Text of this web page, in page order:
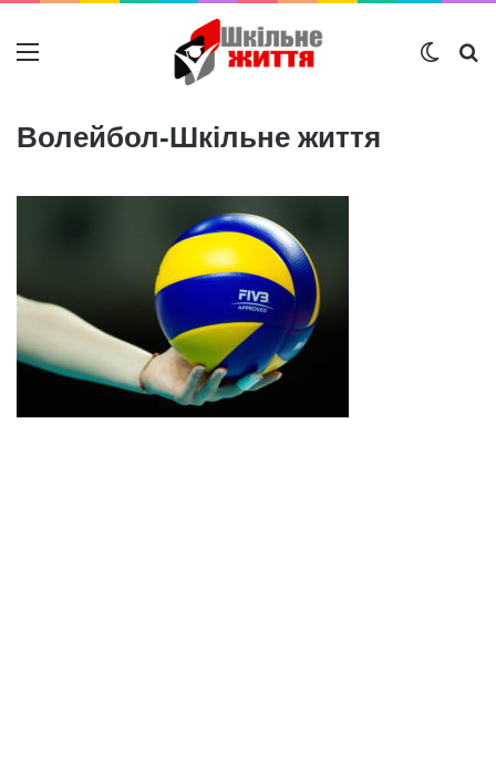
Меню
Волейбол-Шкільне життя